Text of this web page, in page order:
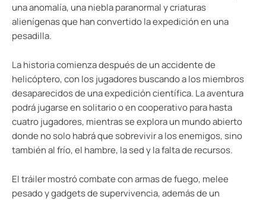
una anomalía, una niebla paranormal y criaturas
alienígenas que han convertido la expedición en una
pesadilla.
La historia comienza después de un accidente de
helicóptero, con los jugadores buscando a los miembros
desaparecidos de una expedición científica. La aventura
podrá jugarse en solitario o en cooperativo para hasta
cuatro jugadores, mientras se explora un mundo abierto
donde no solo habrá que sobrevivir a los enemigos, sino
también al frío, el hambre, la sed y la falta de recursos.
El tráiler mostró combate con armas de fuego, melee
pesado y gadgets de supervivencia, además de un